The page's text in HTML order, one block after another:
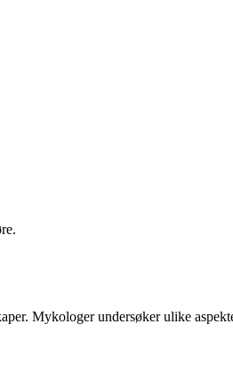
Mykologer undersøker ulike